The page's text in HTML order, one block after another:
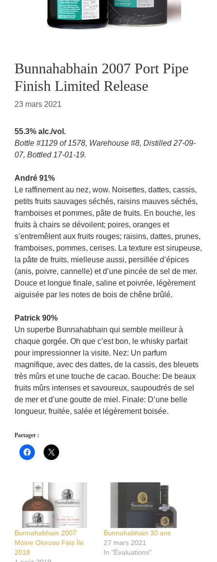
Bunnahabhain 2007 Port Pipe
Finish Limited Release
23 mars 2021
55.3% alc./vol.
Bottle #1129 of 1578, Warehouse #8, Distilled 27-09-
07, Bottled 17-01-19.
André 91%
Le raffinement au nez, wow. Noisettes, dattes, cassis,
petits fruits sauvages séchés, raisins mauves séchés,
framboises et pommes, pâte de fruits. En bouche, les
fruits à chairs se dévoilent; poires, oranges et
s’entremêlent aux fruits rouges; raisins, dattes, prunes,
framboises, pommes, cerises. La texture est sirupeuse,
la pâte de fruits, mielleuse aussi, persillée d’épices
(anis, poivre, cannelle) et d’une pincée de sel de mer.
Douce et longue finale, saline et poivrée, légèrement
aiguisée par les notes de bois de chêne brûlé.
Patrick 90%
Un superbe Bunnahabhain qui semble meilleur à
chaque gorgée. Oh que c’est bon, le whisky parfait
pour impressionner la visite. Nez: Un parfum
magnifique, avec des dattes, de la cassis, des bleuets
très mûrs et une touche de cacao. Bouche: De beaux
fruits mûrs intenses et savoureux, saupoudrés de sel
de mer et d’une goutte de miel. Finale: D’une belle
longueur, fruitée, salée et légèrement boisée.
Partager :
Bunnahabhain 2007
Mòine Oloroso Fèis Ìle
2018
Bunnahabhain 30 ans
27 mars 2021
In "Évaluations"